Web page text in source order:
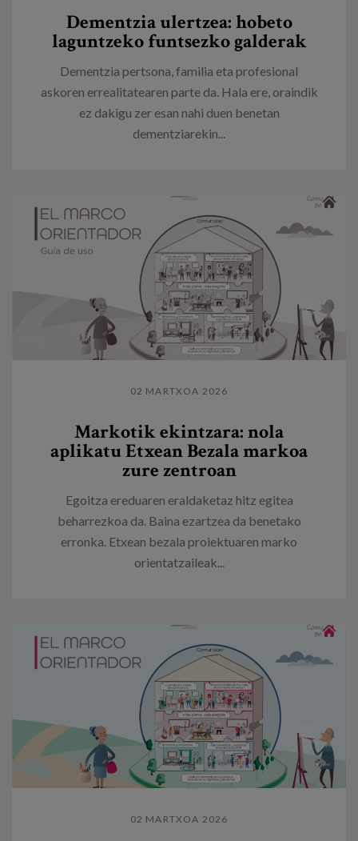
Dementzia ulertzea: hobeto
laguntzeko funtsezko galderak
Dementzia pertsona, familia eta profesional
askoren errealitatearen parte da. Hala ere, oraindik
ez dakigu zer esan nahi duen benetan
dementziarekin...
02 MARTXOA 2026
Markotik ekintzara: nola
aplikatu Etxean Bezala markoa
zure zentroan
Egoitza ereduaren eraldaketaz hitz egitea
beharrezkoa da. Baina ezartzea da benetako
erronka. Etxean bezala proiektuaren marko
orientatzaileak...
02 MARTXOA 2026